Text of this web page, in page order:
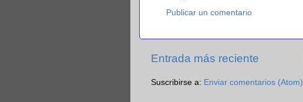
Publicar un comentario
Entrada más reciente
Suscribirse a: Enviar comentarios (Atom)